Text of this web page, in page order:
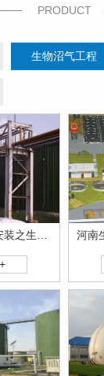
PRODUCT
生物沼气工程